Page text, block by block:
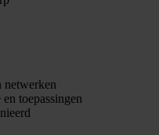
netwerken
toepassingen